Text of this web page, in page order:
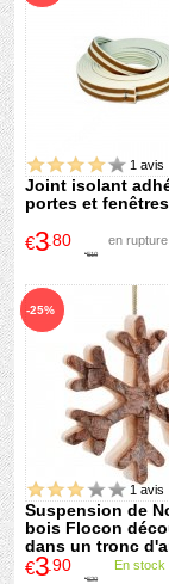
Joint isolant
portes et fenêtres
€5.10
€3.80 en rupture
1 avis
Suspension de
bois Flocon
dans un tronc
-25%
€5.20
€3.90 En stock
1 avis